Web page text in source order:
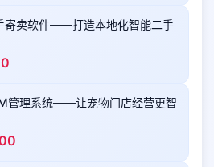
寄卖软件——打造本地化智能二手
管理系统——让宠物门店经营更智